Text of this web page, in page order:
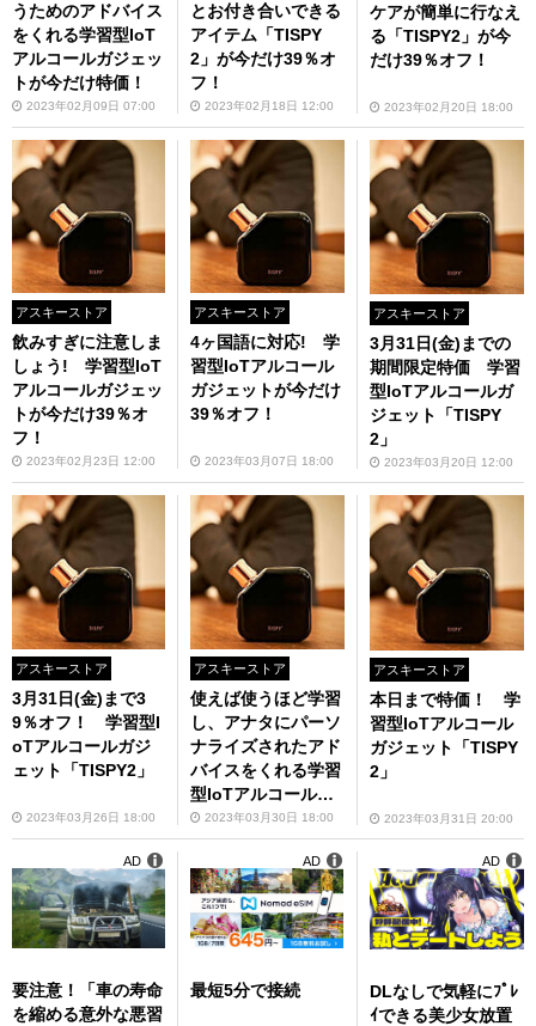
うためのアドバイス
をくれる学習型IoT
アルコールガジェッ
トが今だけ特価！
2023年02月09日 07:00
とお付き合いできる
アイテム「TISPY
2」が今だけ39％オ
フ！
2023年02月18日 12:00
ケアが簡単に行なえ
る「TISPY2」が今
だけ39％オフ！
2023年02月20日 18:00
アスキーストア
飲みすぎに注意しま
しょう! 学習型IoT
アルコールガジェッ
トが今だけ39％オ
フ！
2023年02月23日 12:00
アスキーストア
4ヶ国語に対応! 学
習型IoTアルコール
ガジェットが今だけ
39％オフ！
2023年03月07日 18:00
アスキーストア
3月31日(金)までの
期間限定特価 学習
型IoTアルコールガ
ジェット「TISPY
2」
2023年03月20日 12:00
アスキーストア
3月31日(金)まで3
9％オフ！ 学習型I
oTアルコールガジ
ェット「TISPY2」
2023年03月26日 18:00
アスキーストア
使えば使うほど学習
し、アナタにパーソ
ナライズされたアド
バイスをくれる学習
型IoTアルコールガ
ジェットが今だけ特
価！
2023年03月30日 18:00
アスキーストア
本日まで特価！ 学
習型IoTアルコール
ガジェット「TISPY
2」
2023年03月31日 20:00
要注意！「車の寿命
を縮める意外な悪習
AD
最短5分で接続
AD
DLなしで気軽にﾌﾟﾚ
ｲできる美少女放置
AD